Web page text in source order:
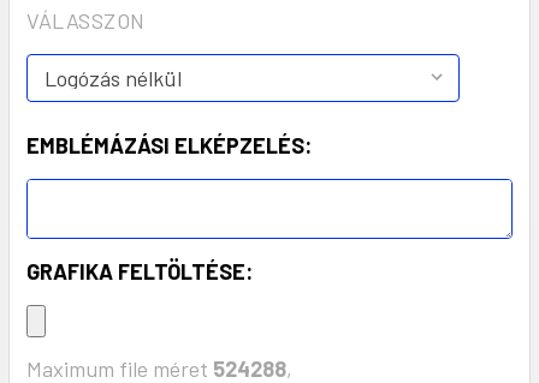
VÁLASSZON
EMBLÉMÁZÁSI ELKÉPZELÉS:
GRAFIKA FELTÖLTÉSE:
Maximum file méret 524288,